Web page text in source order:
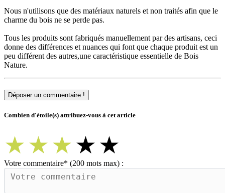
Nous n'utilisons que des matériaux naturels et non traités afin que le
charme du bois ne se perde pas.
Tous les produits sont fabriqués manuellement par des artisans, ceci
donne des différences et nuances qui font que chaque produit est un
peu différent des autres,une caractéristique essentielle de Bois
Nature.
Déposer un commentaire !
Combien d'étoile(s) attribuez-vous à cet article
★★★★★
Votre commentaire* (200 mots max) :